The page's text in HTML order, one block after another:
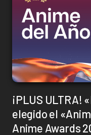
¡PLUS ULTRA!
elegido el
Anime Awards